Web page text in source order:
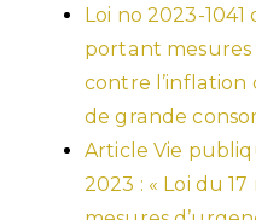
Loi no 2023-
portant
contre
de grande
Article Vie
2023 : « Loi du